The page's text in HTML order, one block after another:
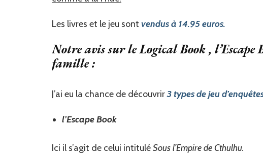
Les livres et le jeu sont vendus à 14.95 euros.
Notre avis sur le Logical Book , l’Escape
famille :
J’ai eu la chance de découvrir3 types de jeu
l’Escape Book
Ici il s’agit de celui intituléSous l’Empire de Cthulhu.